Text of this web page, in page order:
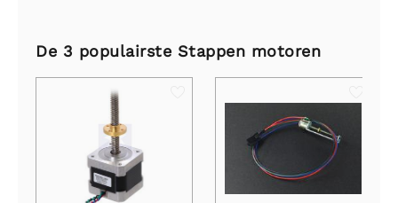
De 3 populairste Stappen motoren